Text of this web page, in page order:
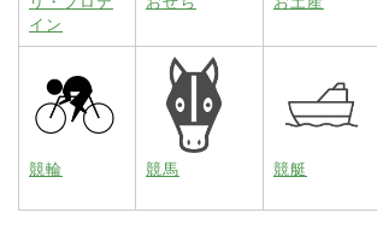
イン
競輪 競馬 競艇